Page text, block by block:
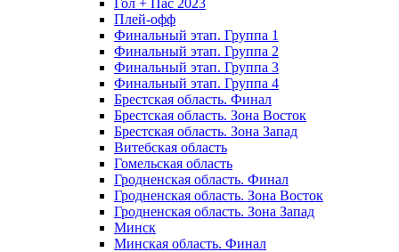
Гол + Пас 2023
Плей-офф
Финальный этап. Группа 1
Финальный этап. Группа 2
Финальный этап. Группа 3
Финальный этап. Группа 4
Брестская область. Финал
Брестская область. Зона Восток
Брестская область. Зона Запад
Витебская область
Гомельская область
Гродненская область. Финал
Гродненская область. Зона Восток
Гродненская область. Зона Запад
Минск
Минская область. Финал